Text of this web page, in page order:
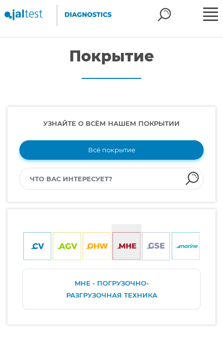
Покрытие
УЗНАЙТЕ О ВСЁМ НАШЕМ ПОКРЫТИИ
Всё покрытие
MHE - ПОГРУЗОЧНО-
РАЗГРУЗОЧНАЯ ТЕХНИКА